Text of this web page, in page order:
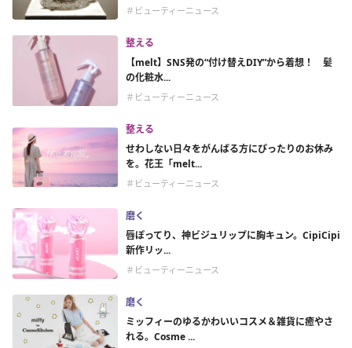
＃ビューティーニュース
整える
【melt】SNS発の“付け替えDIY”から着想！ 髪
の化粧水...
＃ビューティーニュース
整える
せわしない日々をがんばる方にぴったりのお休み
を。花王「melt...
＃ビューティーニュース
磨く
唇ぽってり、神ビジュリップに胸キュン。CipiCipi
新作リッ...
＃ビューティーニュース
磨く
ミッフィーのゆるかわいいコスメ＆雑貨に癒やさ
れる。Cosme ...